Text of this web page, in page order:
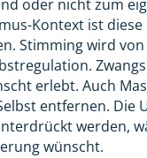
oder nicht zum
Kontext ist
Stimming wird
erlebt. Auch
entfernen.
werden,
wünscht.